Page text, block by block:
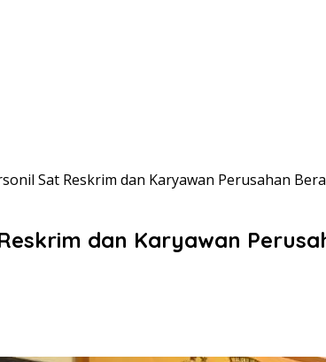
Sat Reskrim dan Karyawan Perusahan
dan Karyawan